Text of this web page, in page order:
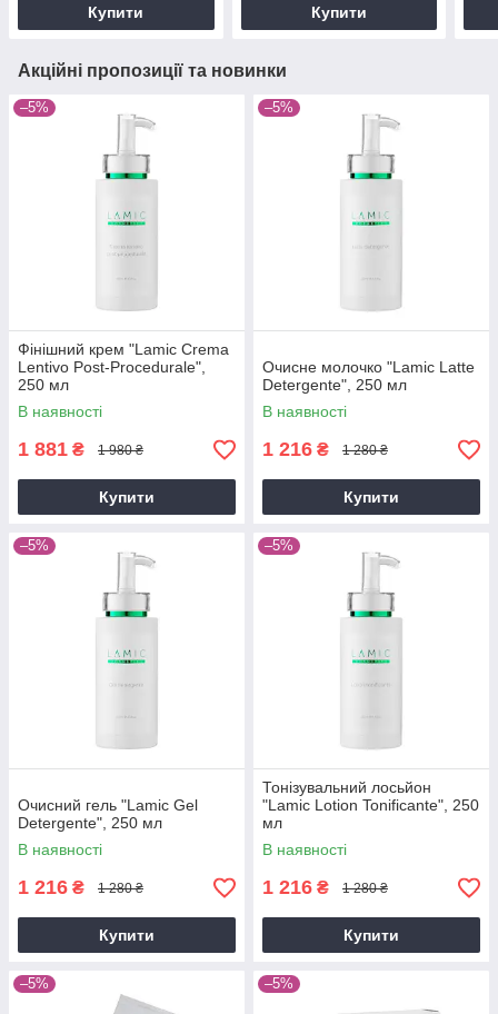
Купити Купити
Акційні пропозиції та новинки
–5%
Фінішний крем "Lamic Crema
Lentivo Post-Procedurale",
250 мл
В наявності
1 881 ₴ 1 980 ₴
Купити
–5%
Очисне молочко "Lamic Latte
Detergente", 250 мл
В наявності
1 216 ₴ 1 280 ₴
Купити
–5%
Очисний гель "Lamic Gel
Detergente", 250 мл
В наявності
1 216 ₴ 1 280 ₴
Купити
–5%
Тонізувальний лосьйон
"Lamic Lotion Tonificante", 250
мл
В наявності
1 216 ₴ 1 280 ₴
Купити
–5% –5%